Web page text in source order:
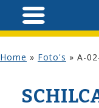
Home » Foto's » A-